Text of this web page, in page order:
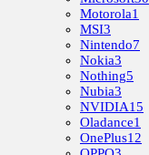
Motorola1
MSI3
Nintendo7
Nokia3
Nothing5
Nubia3
NVIDIA15
Oladance1
OnePlus12